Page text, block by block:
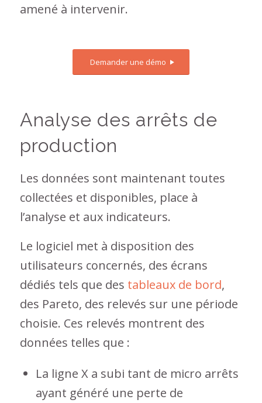
amené à intervenir.
Demander une démo
Analyse des arrêts de
production
Les données sont maintenant toutes
collectées et disponibles, place à
l’analyse et aux indicateurs.
Le logiciel met à disposition des
utilisateurs concernés, des écrans
dédiés tels que des tableaux de bord,
des Pareto, des relevés sur une période
choisie. Ces relevés montrent des
données telles que :
La ligne X a subi tant de micro arrêts
ayant généré une perte de